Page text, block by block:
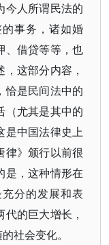
今人所谓民法的
事务，诸如婚
、借贷等等，也
这部分内容，
恰是民间法中的
（尤其是其中的
是中国法律史上
律》颁行以前很
是，这种情形在
分的发展和表
的巨大增长，
社会变化。